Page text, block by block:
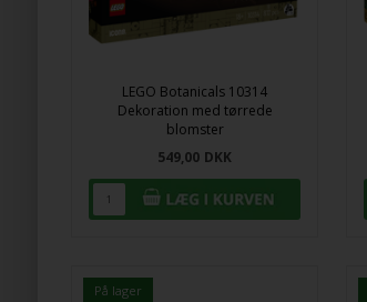
LEGO Botanicals 10314
Dekoration med tørrede
blomster
549,00 DKK
På lager